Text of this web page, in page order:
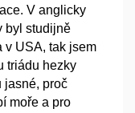
V anglicky
byl studijně
v USA, tak jsem
triádu hezky
jasné, proč
moře a pro